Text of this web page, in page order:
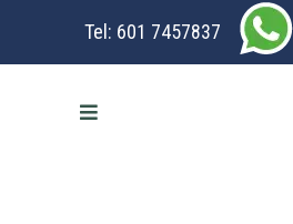
Tel: 601 7457837